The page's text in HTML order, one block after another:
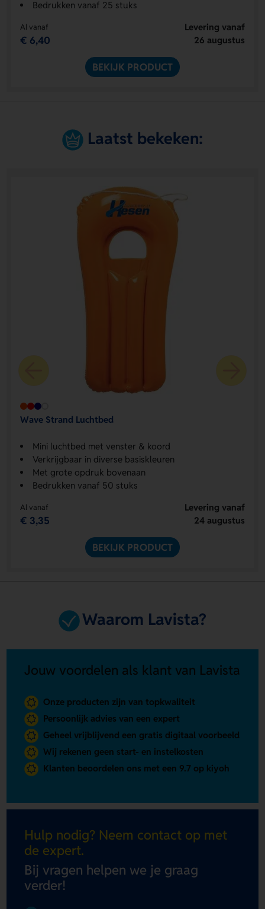
Bedrukken vanaf 25 stuks
Al vanaf
€ 6,40
Levering vanaf
26 augustus
BEKIJK PRODUCT
Laatst bekeken:
Wave Strand Luchtbed
Mini luchtbed met venster & koord
Verkrijgbaar in diverse basiskleuren
Met grote opdruk bovenaan
Bedrukken vanaf 50 stuks
Al vanaf
€ 3,35
Levering vanaf
24 augustus
BEKIJK PRODUCT
Waarom Lavista?
Jouw voordelen als klant van Lavista
Onze producten zijn van topkwaliteit
Persoonlijk advies van een expert
Geheel vrijblijvend een gratis digitaal voorbeeld
Wij rekenen geen start- en instelkosten
Klanten beoordelen ons met een 9.7 op kiyoh
Hulp nodig? Neem contact op met
de expert.
Bij vragen helpen we je graag
verder!